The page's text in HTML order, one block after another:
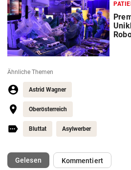
Ähnliche Themen
Astrid Wagner
Oberösterreich
Bluttat Asylwerber
Gelesen(ausgewählt)Kommentiert